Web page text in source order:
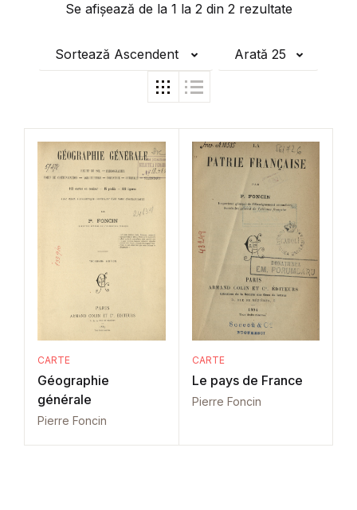
Se afișează de la 1 la 2din 2rezultate
Sortează Ascendent Arată 25
CARTE
Géographie
générale
Pierre Foncin
CARTE
Le pays de France
Pierre Foncin